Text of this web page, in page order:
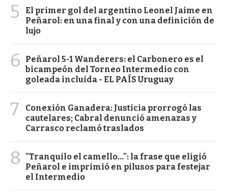
5
El primer gol del argentino Leonel Jaime en
Peñarol: en una final y con una definición de
lujo
6
Peñarol 5-1 Wanderers: el Carbonero es el
bicampeón del Torneo Intermedio con
goleada incluida - EL PAÍS Uruguay
7
Conexión Ganadera: Justicia prorrogó las
cautelares; Cabral denunció amenazas y
Carrasco reclamó traslados
8
"Tranquilo el camello...": la frase que eligió
Peñarol e imprimió en pilusos para festejar
el Intermedio